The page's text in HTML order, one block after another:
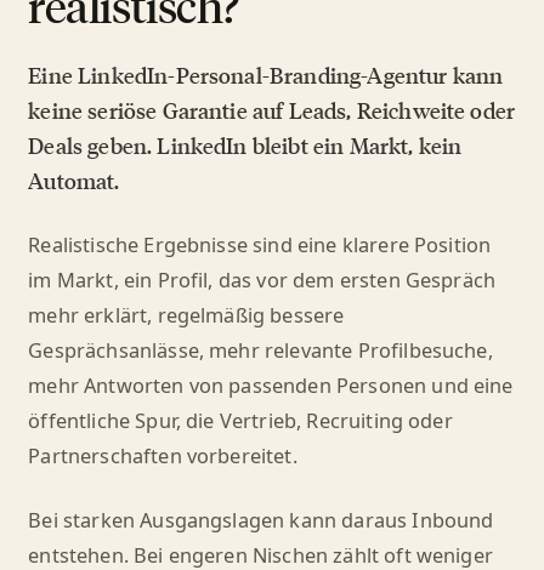
Eine LinkedIn-Personal-Branding-Agentur kann
keine seriöse Garantie auf Leads, Reichweite oder
Deals geben. LinkedIn bleibt ein Markt, kein
Automat.
Realistische Ergebnisse sind eine klarere Position
im Markt, ein Profil, das vor dem ersten Gespräch
mehr erklärt, regelmäßig bessere
Gesprächsanlässe, mehr relevante Profilbesuche,
mehr Antworten von passenden Personen und eine
öffentliche Spur, die Vertrieb, Recruiting oder
Partnerschaften vorbereitet.
Bei starken Ausgangslagen kann daraus Inbound
entstehen. Bei engeren Nischen zählt oft weniger